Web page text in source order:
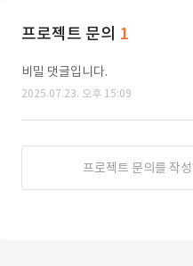
프로젝트 문의 1
비밀 댓글입니다.
2025.07.23. 오후 15:09
프로젝트 문의를 작